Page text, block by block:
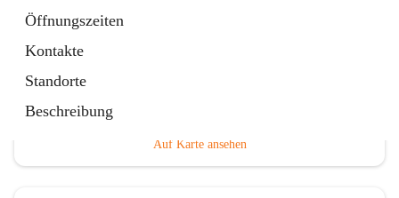
Öffnungszeiten
Kontakte
Standorte
Beschreibung
Auf Karte ansehen